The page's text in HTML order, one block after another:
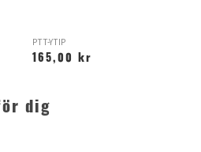
PTT-YTIP
165,00 kr
dig